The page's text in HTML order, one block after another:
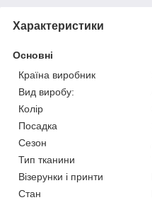
Характеристики
Основні
Країна виробник
Вид виробу:
Колір
Посадка
Сезон
Тип тканини
Візерунки і принти
Стан